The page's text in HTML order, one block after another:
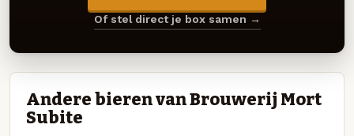
Of stel direct je box samen →
Andere bieren van Brouwerij Mort
Subite